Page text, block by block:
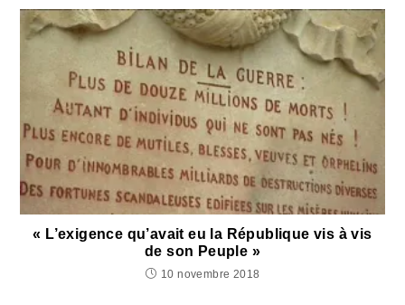
« L’exigence qu’avait eu la République vis à vis
de son Peuple »
10 novembre 2018